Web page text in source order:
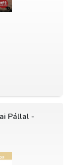
Pállal -